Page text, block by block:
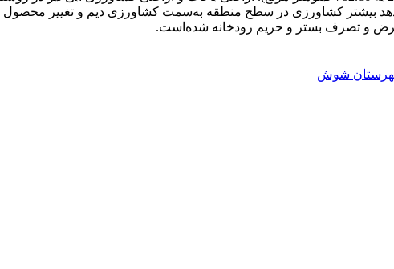
همان طور که نشان‌می‌دهد بیشتر کشاورزی در سطح منطقه به‌سمت کشاورزی دیم و
و تصرف بستر و حریم رودخانه شده‌است.
شوش